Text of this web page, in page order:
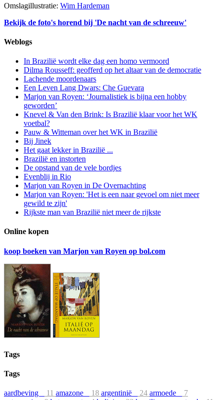
Omslagillustratie: Wim Hardeman
Bekijk de foto's horend bij 'De nacht van de schreeuw'
Weblogs
In Brazilië wordt elke dag een homo vermoord
Dilma Rousseff: geofferd op het altaar van de democratie
Lachende moordenaars
Een Leven Lang Dwars: Che Guevara
Marjon van Royen: ‘Journalistiek is bijna een hobby
geworden’
Knevel & Van den Brink: Is Brazilië klaar voor het WK
voetbal?
Pauw & Witteman over het WK in Brazilië
Bij Jinek
Het gaat lekker in Brazilië ...
Brazilië en instorten
De opstand van de vele bordjes
Evenblij in Rio
Marjon van Royen in De Overnachting
Marjon van Royen: 'Het is een naar gevoel om niet meer
gewild te zijn'
Rijkste man van Brazilië niet meer de rijkste
Online kopen
koop boeken van Marjon van Royen op bol.com
Tags
Tags
aardbeving 11 amazone 18 argentinië 24 armoede
7